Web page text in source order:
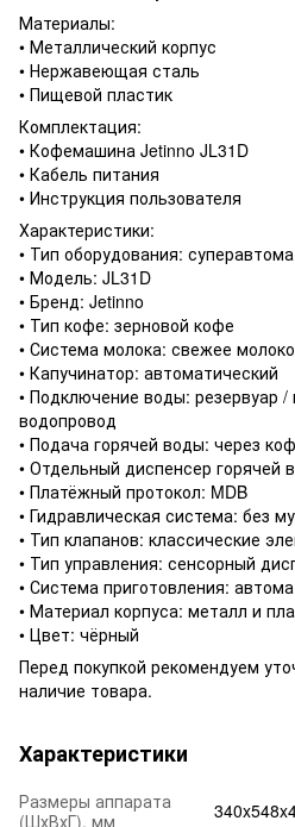
Материалы:
• Металлический корпус
• Нержавеющая сталь
• Пищевой пластик
Комплектация:
• Кофемашина Jetinno JL31D
• Кабель питания
• Инструкция пользователя
Характеристики:
• Тип оборудования:
• Модель: JL31D
• Бренд: Jetinno
• Тип кофе: зерновой кофе
• Система молока: свежее молоко
• Капучинатор: автоматический
• Подключение воды: резервуар
водопровод
• Подача горячей воды: через
• Отдельный диспенсер горячей
• Платёжный протокол: MDB
• Гидравлическая система: без
• Тип клапанов: классические
• Тип управления: сенсорный
• Система приготовления:
• Материал корпуса: металл и
• Цвет: чёрный
Перед покупкой рекомендуем
наличие товара.
Характеристики
Размеры аппарата
(ШхВхГ), мм